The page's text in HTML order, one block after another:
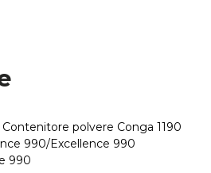
polvere Conga 1190
990/Excellence 990
990